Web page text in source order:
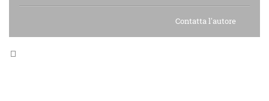
Contatta l'autore